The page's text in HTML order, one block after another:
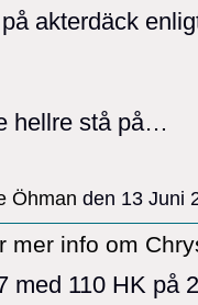
akterdäck
hellre stå på…
Öhman den 13 Juni
mer info om
med 110 HK på